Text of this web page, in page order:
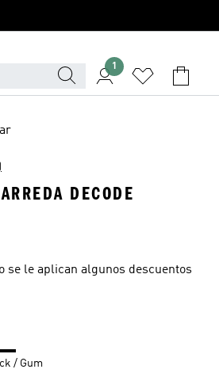
1
DECODE
se le aplican algunos descuentos
/ Gum